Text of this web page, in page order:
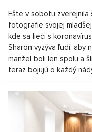
Ešte v sobotu
fotografie svojej
kde sa lieči s
Sharon vyzýva ľudí, aby
manžel boli len spolu a
teraz bojujú o každý